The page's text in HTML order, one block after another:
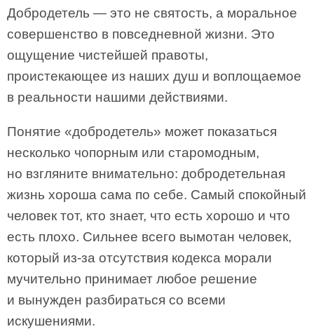
Добродетель — это не святость, а моральное
совершенство в повседневной жизни. Это
ощущение чистейшей правоты,
проистекающее из наших душ и воплощаемое
в реальности нашими действиями.
Понятие «добродетель» может показаться
несколько чопорным или старомодным,
но взгляните внимательно: добродетельная
жизнь хороша сама по себе. Самый спокойный
человек тот, кто знает, что есть хорошо и что
есть плохо. Сильнее всего вымотан человек,
который из-за отсутствия кодекса морали
мучительно принимает любое решение
и вынужден разбираться со всеми
искушениями.